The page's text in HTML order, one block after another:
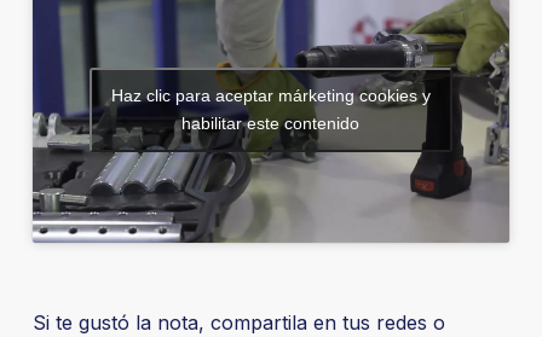
Haz clic para aceptar márketing cookies y
habilitar este contenido
Si te gustó la nota, compartila en tus redes o